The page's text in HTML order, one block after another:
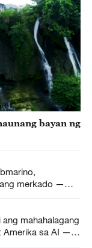
bayan ng
merkado —
mahahalagang
Amerika sa AI —